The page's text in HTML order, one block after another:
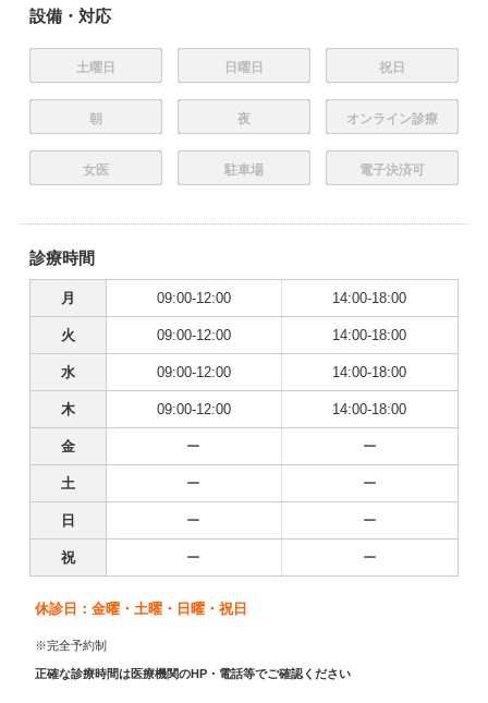
設備・対応
土曜日 日曜日 祝日
朝 夜 オンライン診療
女医 駐車場 電子決済可
診療時間
月 09:00-12:00 14:00-18:00
火 09:00-12:00 14:00-18:00
水 09:00-12:00 14:00-18:00
木 09:00-12:00 14:00-18:00
金 ー ー
土 ー ー
日 ー ー
祝 ー ー
休診日：金曜・土曜・日曜・祝日
※完全予約制
正確な診療時間は医療機関のHP・電話等でご確認ください